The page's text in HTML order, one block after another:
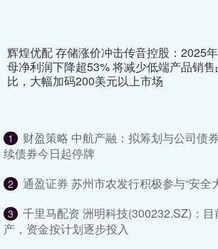
辉煌优配 存储涨价冲击传音控股：2025
母净利润下降超53% 将减少低端产品销售
比，大幅加码200美元以上市场
1
财盈策略 中航产融：拟筹划与公司债
续债券今日起停牌
2 通盈证券 苏州市农发行积极参与“安全
3
千里马配资 洲明科技(300232.SZ)：
产，资金按计划逐步投入